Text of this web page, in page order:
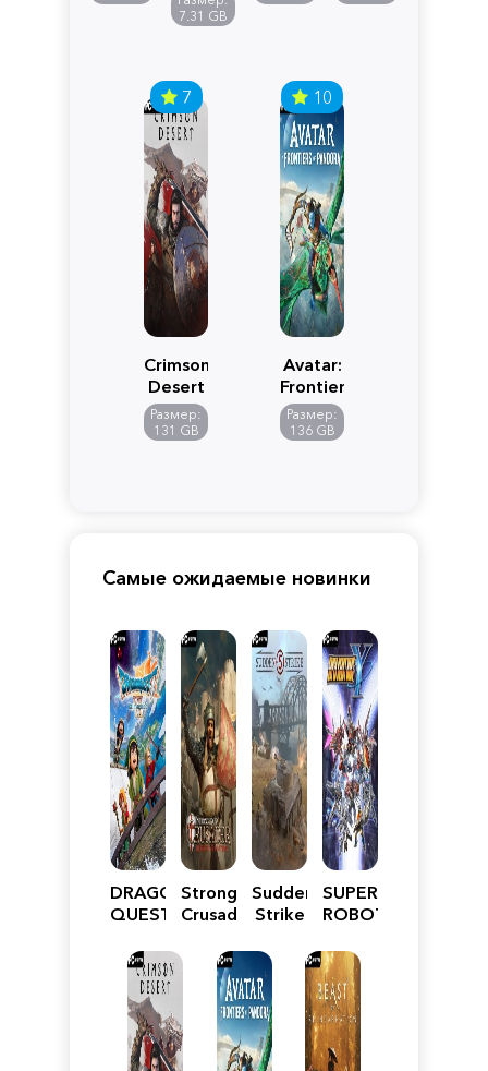
Edition
7.31 GB
7
Crimson
Desert
Размер:
131 GB
10
Avatar:
Frontiers
of
Pandora
Размер:
136 GB
Самые ожидаемые новинки
DRAGON
QUEST
Reimagined
Stronghold
Crusader:
Edition
Sudden
Strike
SUPER
ROBOT
Y